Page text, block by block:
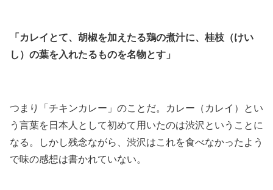
「カレイとて、胡椒を加えたる鶏の煮汁に、桂枝（けい
し）の葉を入れたるものを名物とす」
つまり「チキンカレー」のことだ。カレー（カレイ）とい
う言葉を日本人として初めて用いたのは渋沢ということに
なる。しかし残念ながら、渋沢はこれを食べなかったよう
で味の感想は書かれていない。